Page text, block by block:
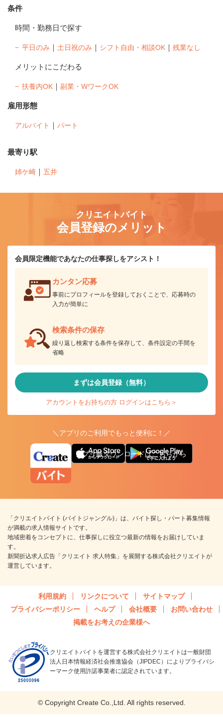
条件
時間・勤務日で探す
平日のみ ｜ 土日祝のみ ｜ シフト自由・相談OK ｜ 残業なし
メリットにこだわる
扶養内OK ｜ 副業・WワークOK
雇用形態
アルバイト ｜ パート
最寄り駅
姉ケ崎 ｜ 五井
クリエイトバイト
会員登録のメリット
会員限定機能であなたの仕事探しをアシスト！
カンタン応募
事前にプロフィールを登録しておくことで、応募時の
入力が簡単に
検索条件の保存
繰り返し検索する条件を保存して、条件設定の手間を
省略
まずは会員登録（無料）
アカウントをお持ちの方 ログインはこちら＞
＼アプリのご利用でもっと便利に！／
アプリ版ダウンロードはこちらから
「クリエイトバイト (バイトジャングル)」は、バイト探し・パート募集情報
が満載の求人情報サイトです。
地域密着をコンセプトに、仕事探しに役立つ最新の情報をお届けしていま
す。
新聞折込求人広告「クリエイト 求人特集」を展開する株式会社クリエイトが
運営しています。
利用規約 リンクについて
サイトマップ
プライバシーポリシー
ヘルプ 会社概要
お問い合わせ
掲載をお考えの企業様へ
クリエイトバイトを運営する株式会社クリエイトは一般財団
法人日本情報経済社会推進協会（JIPDEC）によりプライバシ
ーマーク使用許諾事業者に認定されています。
© Copyright Create Co.,Ltd. All rights reserved.